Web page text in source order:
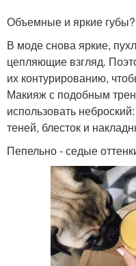
Объемные и яркие губы?
В моде снова яркие,
цепляющие взгляд.
их контурированию,
Макияж с подобным
использовать
теней, блесток и
Пепельно - седые